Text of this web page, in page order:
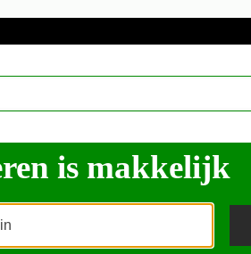
is makkelijk